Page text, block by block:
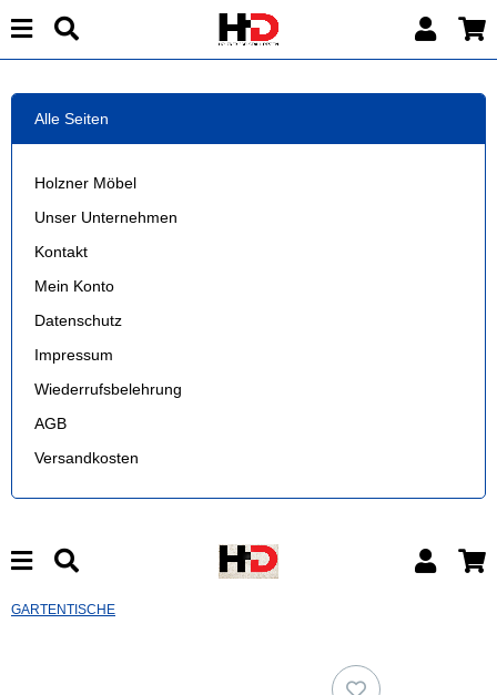
Alle Seiten
Holzner Möbel
Unser Unternehmen
Kontakt
Mein Konto
Datenschutz
Impressum
Wiederrufsbelehrung
AGB
Versandkosten
GARTENTISCHE